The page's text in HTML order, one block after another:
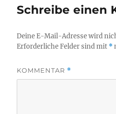
Schreibe einen
Deine E-Mail-Adresse wird
Erforderliche Felder sind mit *
KOMMENTAR *